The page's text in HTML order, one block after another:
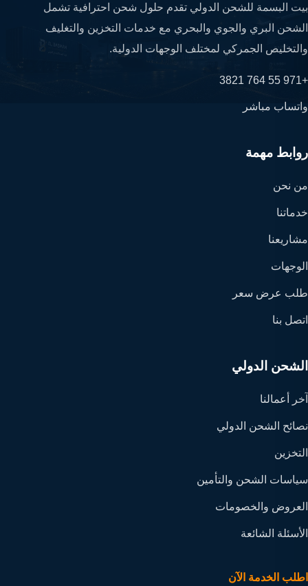
بيت البسمة للشحن الدولي تقدم حلول شحن احترافية تشمل
الشحن البري والجوي والبحري مع خدمات التخزين والتغليف
والتخليص الجمركي لمختلف الوجهات الدولية.
+971 55 764 3821
واتساب مباشر
روابط مهمة
من نحن
خدماتنا
مشاريعنا
الوجهات
طلب عرض سعر
اتصل بنا
الشحن الدولي
آخر أعمالنا
نصائح الشحن الدولي
التخزين
سياسات الشحن والتأمين
العروض والخصومات
الأسئلة الشائعة
اطلب الخدمة الآن